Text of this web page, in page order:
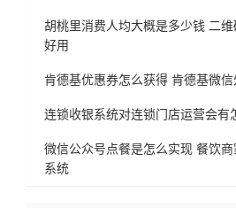
胡桃里消费人均大概是多少钱 二
好用
肯德基优惠券怎么获得 肯德基微
连锁收银系统对连锁门店运营会有
微信公众号点餐是怎么实现 餐饮
系统